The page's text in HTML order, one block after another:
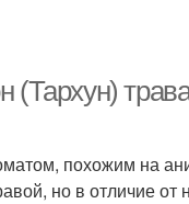
(Тархун)
похожим на
но в отличие от